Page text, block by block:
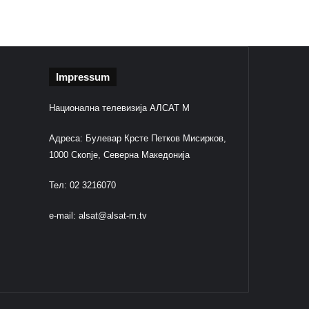
Impressum
Национална телевизија АЛСАТ М
Адреса: Булевар Крсте Петков Мисирков,
1000 Скопје, Северна Македонија
Тел: 02 3216070
e-mail: alsat@alsat-m.tv